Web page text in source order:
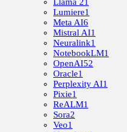
Lumiere1
Meta AI6
Mistral AI1
Neuralink1
NotebookLM1
OpenAI52
Oracle1
Perplexity AI1
Pixie1
ReALM1
Sora2
Veo1